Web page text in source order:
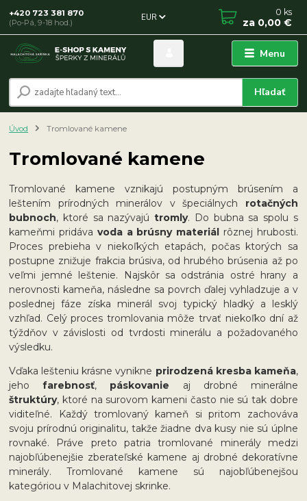
Menu
EUR
Hľadať
+420 723 381 870
(Po-Pá, 9-18 hod.)
0 ks
za 0,00 €
Úvod Tromlované kamene
Tromlované kamene
Tromlované kamene vznikajú postupným brúsením a
leštením prírodných minerálov v špeciálnych rotačných
bubnoch, ktoré sa nazývajútromly. Do bubna sa spolu s
kameňmi pridáva voda a brúsny materiál rôznej hrubosti.
Proces prebieha v niekoľkých etapách, počas ktorých sa
postupne znižuje frakcia brúsiva, od hrubého brúsenia až po
veľmi jemné leštenie. Najskôr sa odstránia ostré hrany a
nerovnosti kameňa, následne sa povrch ďalej vyhladzuje a v
poslednej fáze získa minerál svoj typický hladký a lesklý
vzhľad. Celý proces tromlovania môže trvať niekoľko dní až
týždňov v závislosti od tvrdosti minerálu a požadovaného
výsledku.
Vďaka lešteniu krásne vynikne prirodzená kresba kameňa,
jehofarebnosť, páskovanie aj drobné minerálne
štruktúry, ktoré na surovom kameni často nie sú tak dobre
viditeľné. Každý tromlovaný kameň si pritom zachováva
svoju prírodnú originalitu, takže žiadne dva kusy nie sú úplne
rovnaké. Práve preto patria tromlované minerály medzi
najobľúbenejšie zberateľské kamene aj drobné dekoratívne
minerály. Tromlované kamene sú najobľúbenejšou
kategóriou v Malachitovej skrinke.